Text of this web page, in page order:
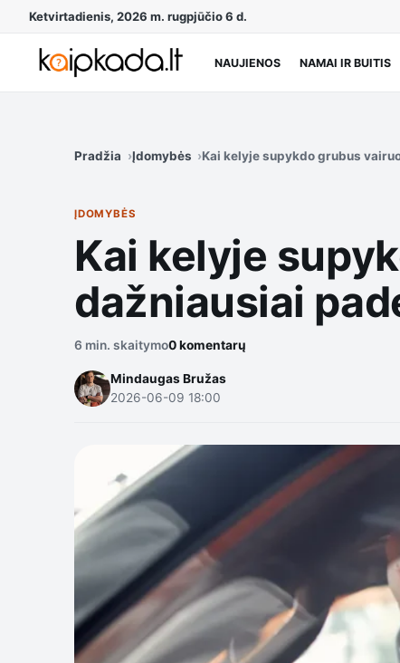
Ketvirtadienis, 2026 m. rugpjūčio 6 d.
NAUJIENOS NAMAI IR BUITIS
Pradžia Įdomybės Kai kelyje supykdo grubus
ĮDOMYBĖS
Kai kelyje
dažniausiai
6 min. skaitymo0 komentarų
Mindaugas Bružas
2026-06-09 18:00